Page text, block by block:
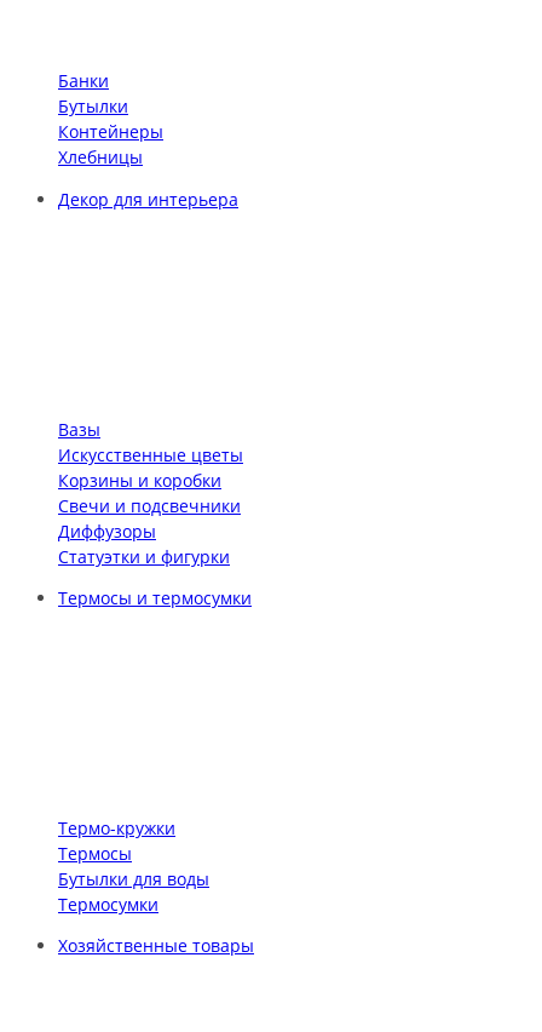
Банки
Бутылки
Контейнеры
Хлебницы
Декор для интерьера
Вазы
Искусственные цветы
Корзины и коробки
Свечи и подсвечники
Диффузоры
Статуэтки и фигурки
Термосы и термосумки
Термо-кружки
Термосы
Бутылки для воды
Термосумки
Хозяйственные товары